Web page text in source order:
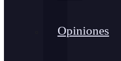
Opiniones